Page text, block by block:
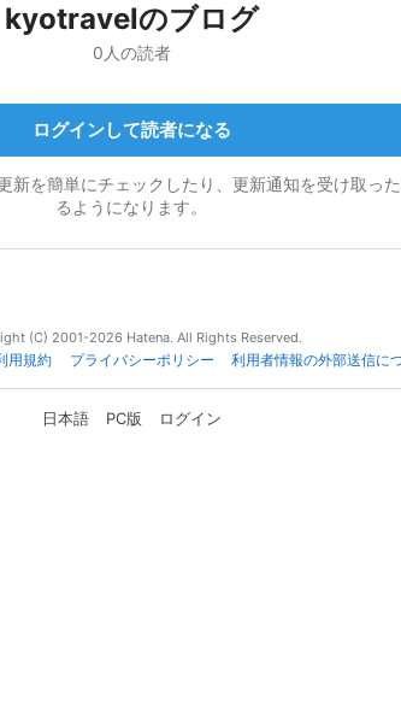
kyotravelのブログ
0人の読者
ログインして読者になる
新を簡単にチェックしたり、更新通知を受け取っ
るようになります。
(C) 2001-2026 Hatena. All Rights Reserved.
用規約 プライバシーポリシー 利用者情報の外部送信に
日本語 PC版 ログイン